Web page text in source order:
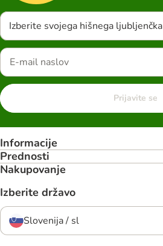
Izberite svojega hišnega ljubljenčka
Prijavite se
Informacije
Prednosti
Nakupovanje
Izberite državo
Slovenija / sl